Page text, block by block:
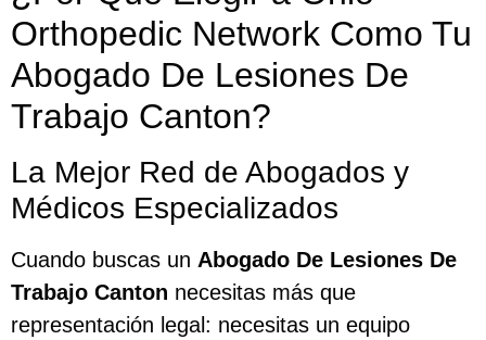
Orthopedic Network Como Tu
Abogado De Lesiones De
Trabajo Canton?
La Mejor Red de Abogados y
Médicos Especializados
Cuando buscas un Abogado De Lesiones De
Trabajo Canton necesitas más que
representación legal: necesitas un equipo